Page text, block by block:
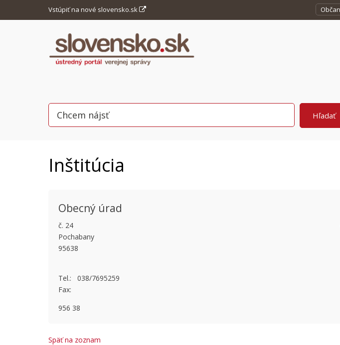
Vstúpiť na nové slovensko.sk
Inštitúcia
Obecný úrad
č. 24
Pochabany
95638
Tel.: 038/7695259
Fax:
956 38
Späť na zoznam